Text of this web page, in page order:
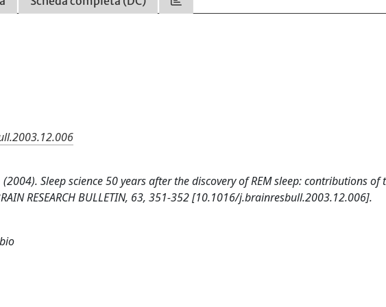
Sleep science 50 years after the discovery of REM sleep: contributions of
RESEARCH BULLETIN, 63, 351-352 [10.1016/j.brainresbull.2003.12.006].